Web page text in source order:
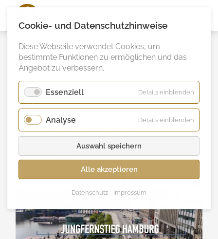
Jungfernstieg
Hamburg
Cookie- und Datenschutzhinweise
Diese Webseite verwendet Cookies, um
bestimmte Funktionen zu ermöglichen und das
Angebot zu verbessern.
Essenziell Details einblenden
Analyse Details einblenden
Analyse
Auswahl speichern
Alle akzeptieren
Datenschutz Impressum